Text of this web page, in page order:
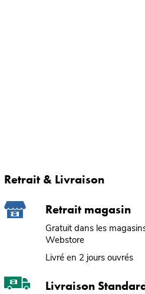
Retrait & Livraison
Retrait magasin
Gratuit dans les
Webstore
Livré en 2 jours ouvrés
Livraison